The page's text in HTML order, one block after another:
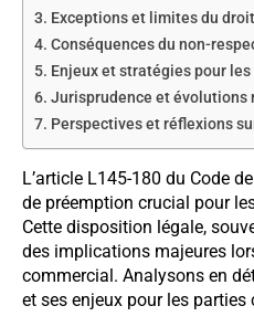
Exceptions et limites du
Conséquences du non-
Enjeux et stratégies pour
Jurisprudence et évolutions
Perspectives et réflexions
L’article L145-180 du Code
de préemption crucial pour
Cette disposition légale,
des implications majeures
commercial. Analysons en
et ses enjeux pour les parties